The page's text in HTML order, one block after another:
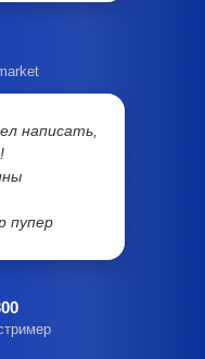
написать,
пупер